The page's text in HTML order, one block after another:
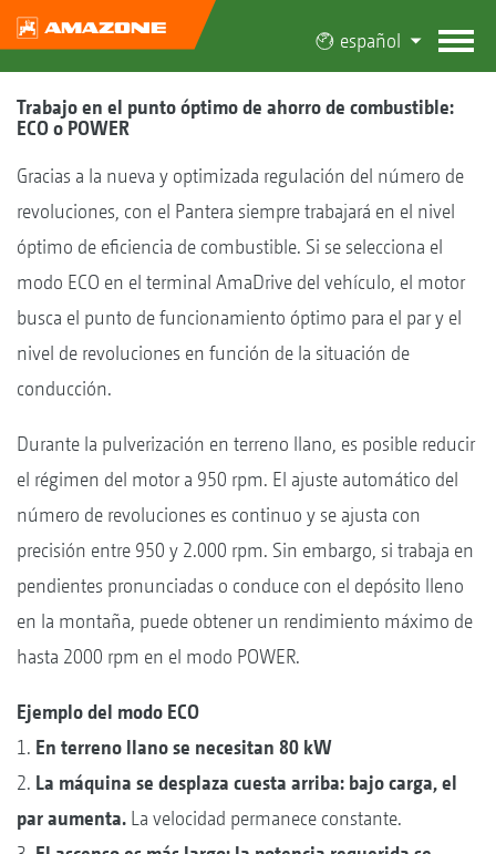
español
Trabajo en el punto óptimo de ahorro de combustible:
ECO o POWER
Gracias a la nueva y optimizada regulación del número de
revoluciones, con el Pantera siempre trabajará en el nivel
óptimo de eficiencia de combustible. Si se selecciona el
modo ECO en el terminal AmaDrive del vehículo, el motor
busca el punto de funcionamiento óptimo para el par y el
nivel de revoluciones en función de la situación de
conducción.
Durante la pulverización en terreno llano, es posible reducir
el régimen del motor a 950 rpm. El ajuste automático del
número de revoluciones es continuo y se ajusta con
precisión entre 950 y 2.000 rpm. Sin embargo, si trabaja en
pendientes pronunciadas o conduce con el depósito lleno
en la montaña, puede obtener un rendimiento máximo de
hasta 2000 rpm en el modo POWER.
Ejemplo del modo ECO
1. En terreno llano se necesitan 80 kW
2. La máquina se desplaza cuesta arriba: bajo carga, el
par aumenta. La velocidad permanece constante.